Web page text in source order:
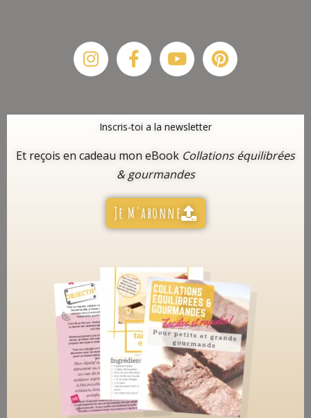
InstagramFacebook-
f
YoutubePinterest
Inscris-toi a la newsletter
Et reçois en cadeau mon eBook Collations équilibrées
& gourmandes
Je M'abonne